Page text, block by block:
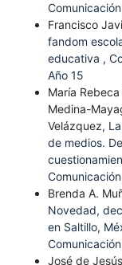
Francisco
fandom
educativa ,
Año 15
María
Medina-
Velázquez,
de medios.
Brenda A.
Novedad,
en Saltillo,
José de